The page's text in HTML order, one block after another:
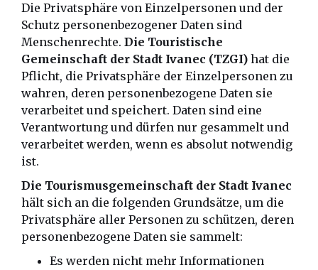
Die Privatsphäre von Einzelpersonen und der
Schutz personenbezogener Daten sind
Menschenrechte. Die Touristische
Gemeinschaft der Stadt Ivanec (TZGI) hat die
Pflicht, die Privatsphäre der Einzelpersonen zu
wahren, deren personenbezogene Daten sie
verarbeitet und speichert. Daten sind eine
Verantwortung und dürfen nur gesammelt und
verarbeitet werden, wenn es absolut notwendig
ist.
Die Tourismusgemeinschaft der Stadt Ivanec
hält sich an die folgenden Grundsätze, um die
Privatsphäre aller Personen zu schützen, deren
personenbezogene Daten sie sammelt:
Es werden nicht mehr Informationen